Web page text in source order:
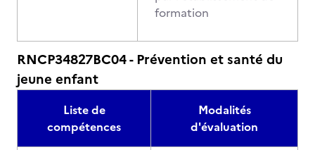
formation
RNCP34827BC04 - Prévention et santé du
jeune enfant
Liste de
compétences
Modalités
d'évaluation